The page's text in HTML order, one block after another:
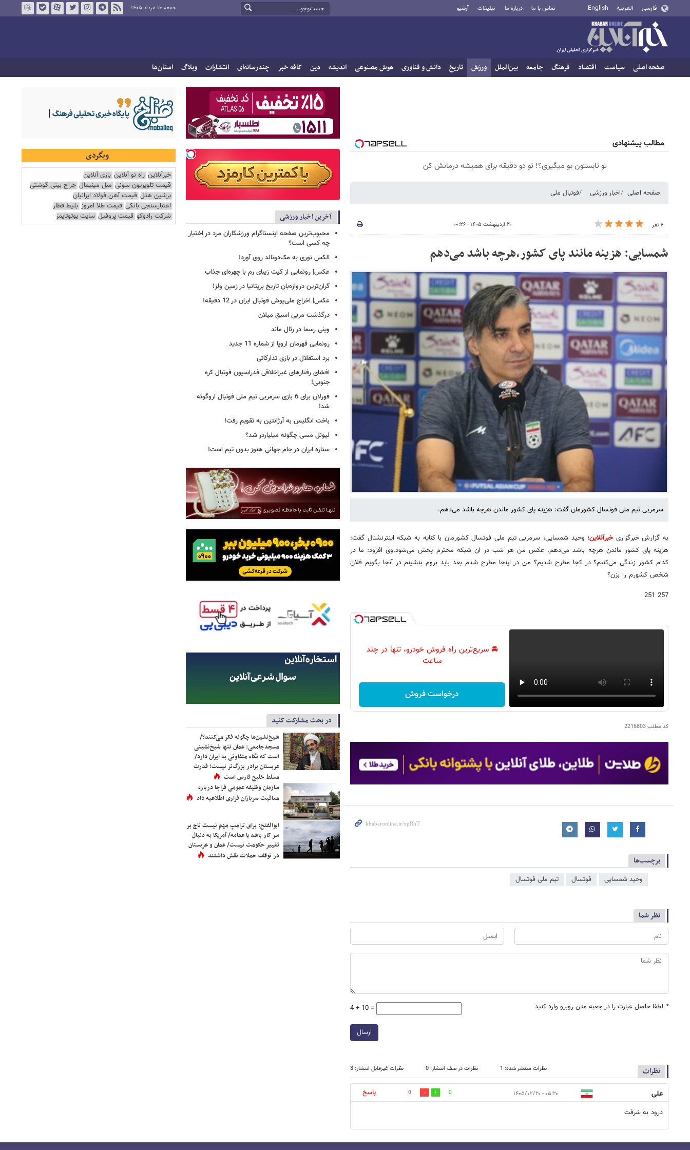
فارسی العربية English تماس با ما درباره ما تبلیغات آرشیو جمعه ۱۶ مرداد ۱۴۰۵
صفحه اصلی سیاست اقتصاد فرهنگ جامعه بین‌الملل ورزش تاریخ دانش و فناوری هوش مصنوعی اندیشه دین کافه خبر چندرسانه‌ای انتشارات وبلاگ استان‌ها
مطالب پیشنهادی
تو تابستون بو میگیری؟! تو دو دقیقه برای همیشه درمانش کن
صفحه اصلی اخبار ورزشی فوتبال ملی
۴ نفر ۲۰ اردیبهشت ۱۴۰۵ - ۰۰:۲۶
شمسایی: هزینه مانند پای کشور،هرچه باشد می‌دهم
سرمربی تیم ملی فوتسال کشورمان گفت: هزینه پای کشور ماندن هرچه باشد می‌دهم.
به گزارش خبرگزاریخبرآنلاین؛ وحید شمسایی، سرمربی تیم ملی فوتسال کشورمان با کنایه به شبکه اینترنشنال گفت:
هزینه پای کشور ماندن هرچه باشد می‌دهم. عکس من هر شب در ان شبکه محترم پخش می‌شود.وی افزود: ما در
کدام کشور زندگی می‌کنیم؟ در کجا مطرح شدیم؟ من در اینجا مطرح شدم بعد باید بروم بنشینم در آنجا بگویم فلان
شخص کشورم را بزن؟
257 251
🚘 سریع‌ترین راه فروش خودرو، تنها در چند
ساعت
درخواست فروش
کد مطلب2216803
برچسب‌ها
وحید شمسایی فوتسال تیم ملی فوتسال
نظر شما
* لطفا حاصل عبارت را در جعبه متن روبرو وارد کنید 4 + 10 =
ارسال
نظرات نظرات منتشر شده: 1 نظرات در صف انتشار: 0 نظرات غیرقابل انتشار: 3
علی ۰۵:۲۰ - ۱۴۰۵/۰۲/۲۰ 0
0
پاسخ
درود به شرفت
آخرین اخبار ورزشی
محبوب‌ترین صفحه اینستاگرام ورزشکاران مرد در اختیار
چه کسی است؟
الکس نوری به مک‌دونالد روی آورد!
عکس| رونمایی از کیت زیبای رم با چهره‌ای جذاب
گران‌ترین دروازه‌بان تاریخ بریتانیا در زمین ولز!
عکس| اخراج ملی‌پوش فوتبال ایران در 12 دقیقه!
درگذشت مربی اسبق میلان
وینی رسما در رئال ماند
رونمایی قهرمان اروپا از شماره 11 جدید
برد استقلال در بازی تدارکاتی
افشای رفتارهای غیراخلاقی فدراسیون فوتبال کره
جنوبی!
فورلان برای 6 بازی سرمربی تیم ملی فوتبال اروگوئه
شد!
باخت انگلیس به آرژانتین به تقویم رفت!
لیونل مسی چگونه میلیاردر شد؟
ستاره ایران در جام جهانی هنوز بدون تیم است!
در بحث مشارکت کنید
شیخ‌نشین‌ها چگونه فکر می‌کنند؟/
مسجدجامعی: عمان تنها شیخ‌نشینی
است که نگاه متفاوتی به ایران دارد/
عربستان برادر بزرگ‌تر نیست؛ قدرت
مسلط خلیج فارس است
سازمان وظیفه عمومی فراجا درباره
معافیت سربازان فراری اطلاعیه داد
ابوالفتح: برای ترامپ مهم نیست تاج بر
سر کار باشد یا عمامه/ آمریکا به دنبال
تغییر حکومت نیست/ عمان و عربستان
در توقف حملات نقش داشتند
وبگردی
خبرآنلاین راه نو آنلاین بازی آنلاین
قیمت تلویزیون سونی مبل مینیمال جراح بینی گوشتی
پرشین هتل قیمت آهن فولاد ایرانیان
اعتبارسنجی بانکی قیمت طلا امروز بلیط قطار
شرکت رادوکو قیمت پروفیل سایت یوتوتایمز